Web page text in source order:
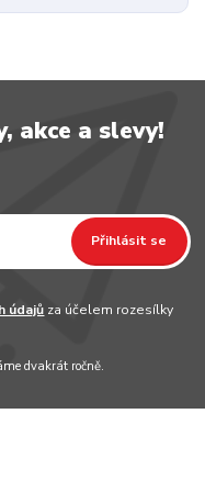
akce a slevy!
Přihlásit se
údajů za účelem rozesílky
dvakrát ročně.